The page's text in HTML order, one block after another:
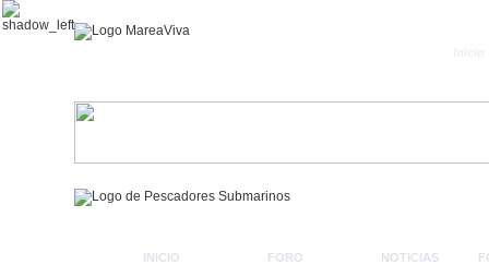
INICIO FORO NOTICIAS